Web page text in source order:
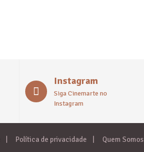
Instagram
Siga Cinemarte no
Instagram
Política de privacidade Quem Somos